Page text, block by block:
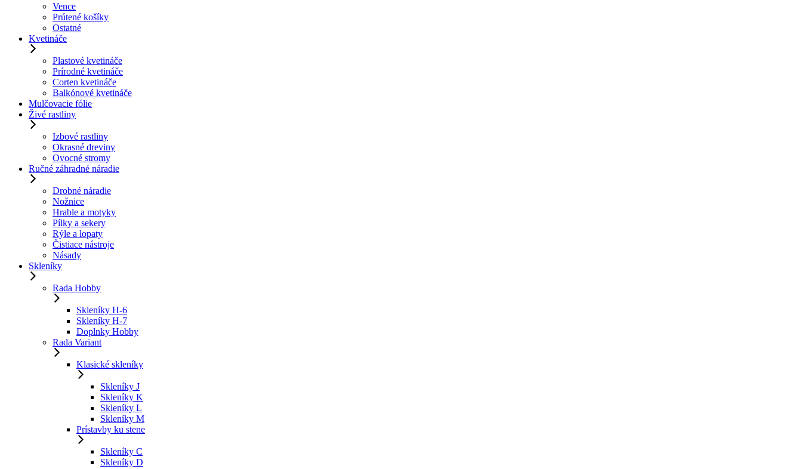
Vence
Prútené košíky
Ostatné
Kvetináče
Plastové kvetináče
Prírodné kvetináče
Corten kvetináče
Balkónové kvetináče
Mulčovacie fólie
Živé rastliny
Izbové rastliny
Okrasné dreviny
Ovocné stromy
Ručné záhradné náradie
Drobné náradie
Nožnice
Hrable a motyky
Pílky a sekery
Rýle a lopaty
Čistiace nástroje
Násady
Skleníky
Rada Hobby
Skleníky H-6
Skleníky H-7
Doplnky Hobby
Rada Variant
Klasické skleníky
Skleníky J
Skleníky K
Skleníky L
Skleníky M
Prístavby ku stene
Skleníky C
Skleníky D